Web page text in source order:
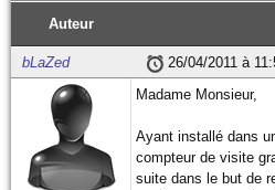
Auteur
bLaZed 26/04/2011 à
Madame Monsieur,
Ayant installé dans
compteur de visite
suite dans le but de